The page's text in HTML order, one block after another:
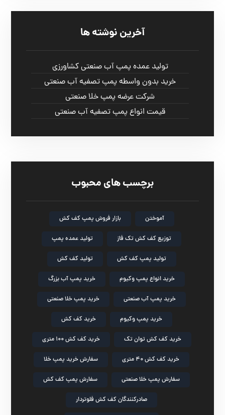
آخرین نوشته ها
تولید عمده پمپ آب صنعتی کشاورزی
خرید بدون واسطه پمپ تصفیه آب صنعتی
شرکت عرضه پمپ خلا صنعتی
قیمت انواع پمپ تصفیه آب صنعتی
برچسب های محبوب
آموختن بازار فروش پمپ کف کش
توزیع کف کش تک فاز تولید عمده پمپ
تولید پمپ کف کش تولید کف کش
خرید انواع پمپ وکیوم خرید پمپ آب بزرگ
خرید پمپ آب صنعتی خرید پمپ خلا صنعتی
خرید پمپ وکیوم خرید کف کش
خرید کف کش توان تک خرید کف کش ۱۰۰ متری
خرید کف کش ۴۰ متری سفارش خرید پمپ خلا
سفارش پمپ خلا صنعتی سفارش پمپ کف کش
صادرکنندگان کف کش فلوتردار